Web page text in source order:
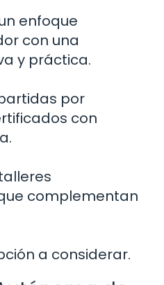
enfoque
con una
y práctica.
por
con
complementan
a considerar.